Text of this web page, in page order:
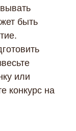
быть
или
конкурс на